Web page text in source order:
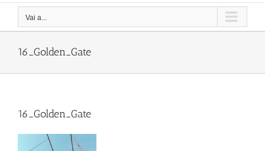
Vai a...
16_Golden_Gate
16_Golden_Gate